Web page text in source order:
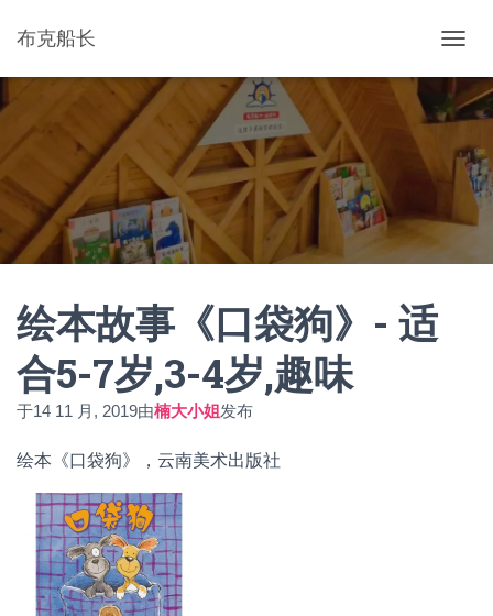
布克船长
换
航
绘本故事《口袋狗》- 适
合5-7岁,3-4岁,趣味
于14 11 月, 2019由楠大小姐发布
绘本《口袋狗》，云南美术出版社